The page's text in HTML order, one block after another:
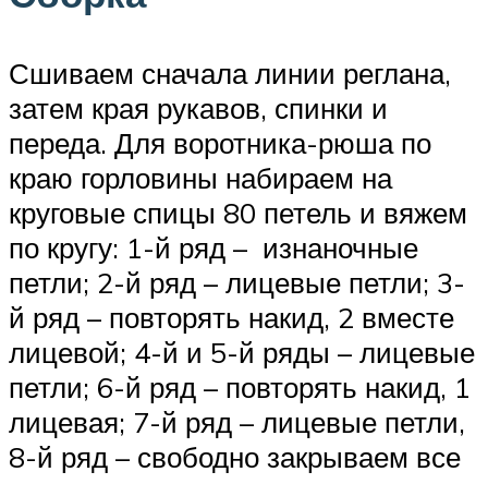
Сшиваем сначала линии реглана,
затем края рукавов, спинки и
переда. Для воротника-рюша по
краю горловины набираем на
круговые спицы 80 петель и вяжем
по кругу: 1-й ряд – изнаночные
петли; 2-й ряд – лицевые петли; 3-
й ряд – повторять накид, 2 вместе
лицевой; 4-й и 5-й ряды – лицевые
петли; 6-й ряд – повторять накид, 1
лицевая; 7-й ряд – лицевые петли,
8-й ряд – свободно закрываем все